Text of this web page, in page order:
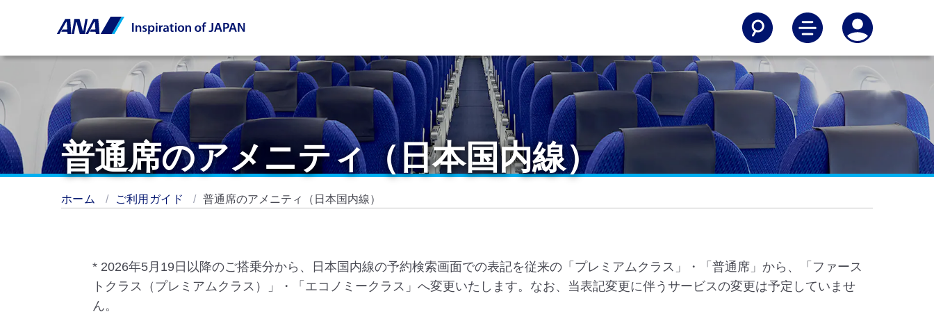
普通席のアメニティ（日本国内線）
ホーム ご利用ガイド 普通席のアメニティ（日本国内線）
* 2026年5月19日以降のご搭乗分から、日本国内線の予約検索画面での表記を従来の「プレミアムクラス」・「普通席」から、「ファース
トクラス（プレミアムクラス）」・「エコノミークラス」へ変更いたします。なお、当表記変更に伴うサービスの変更は予定していませ
ん。